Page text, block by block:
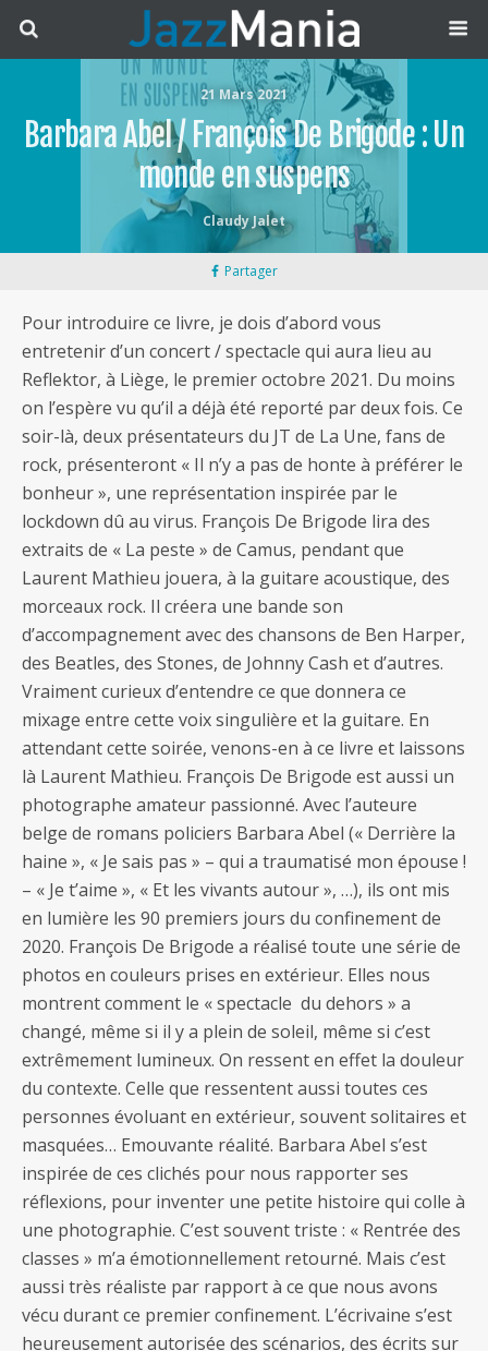
21 Mars 2021
Barbara Abel / François De Brigode : Un
monde en suspens
Claudy Jalet
Partager
Pour introduire ce livre, je dois d’abord vous
entretenir d’un concert / spectacle qui aura lieu au
Reflektor, à Liège, le premier octobre 2021. Du moins
on l’espère vu qu’il a déjà été reporté par deux fois. Ce
soir-là, deux présentateurs du JT de La Une, fans de
rock, présenteront « Il n’y a pas de honte à préférer le
bonheur », une représentation inspirée par le
lockdown dû au virus. François De Brigode lira des
extraits de « La peste » de Camus, pendant que
Laurent Mathieu jouera, à la guitare acoustique, des
morceaux rock. Il créera une bande son
d’accompagnement avec des chansons de Ben Harper,
des Beatles, des Stones, de Johnny Cash et d’autres.
Vraiment curieux d’entendre ce que donnera ce
mixage entre cette voix singulière et la guitare. En
attendant cette soirée, venons-en à ce livre et laissons
là Laurent Mathieu. François De Brigode est aussi un
photographe amateur passionné. Avec l’auteure
belge de romans policiers Barbara Abel (« Derrière la
haine », « Je sais pas » – qui a traumatisé mon épouse !
– « Je t’aime », « Et les vivants autour », …), ils ont mis
en lumière les 90 premiers jours du confinement de
2020. François De Brigode a réalisé toute une série de
photos en couleurs prises en extérieur. Elles nous
montrent comment le « spectacle du dehors » a
changé, même si il y a plein de soleil, même si c’est
extrêmement lumineux. On ressent en effet la douleur
du contexte. Celle que ressentent aussi toutes ces
personnes évoluant en extérieur, souvent solitaires et
masquées… Emouvante réalité. Barbara Abel s’est
inspirée de ces clichés pour nous rapporter ses
réflexions, pour inventer une petite histoire qui colle à
une photographie. C’est souvent triste : « Rentrée des
classes » m’a émotionnellement retourné. Mais c’est
aussi très réaliste par rapport à ce que nous avons
vécu durant ce premier confinement. L’écrivaine s’est
heureusement autorisée des scénarios, des écrits sur